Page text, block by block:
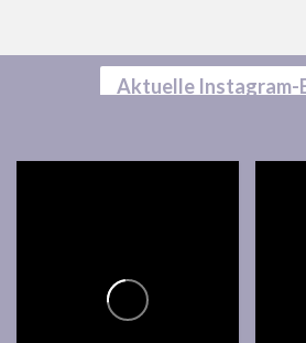
Aktuelle Instagram-